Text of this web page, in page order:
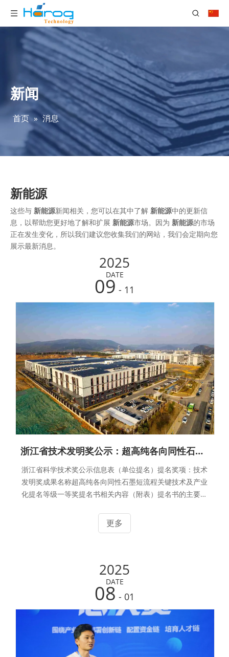
新闻
首页 » 消息
新能源
这些与 新能源新闻相关，您可以在其中了解 新能源中的更新信
息，以帮助您更好地了解和扩展 新能源市场。因为 新能源的市场
正在发生变化，所以我们建议您收集我们的网站，我们会定期向您
展示最新消息。
2025
DATE
09 - 11
浙江省技术发明奖公示：超高纯各向同性石墨短流程关键技术及产业化
浙江省科学技术奖公示信息表（单位提名）提名奖项：技术
发明奖成果名称超高纯各向同性石墨短流程关键技术及产业
化提名等级一等奖提名书相关内容（附表）提名书的主要知
1 ，教授 ，浙江大学；张玲洁，排名 2 ，研究员 ，浙江大
学；周志强，排名 3 ，高级工程师 ，浙江华熔科技股份有
有限公司；管图祥，排名 6 ，副教授 ，南京工业大学主要
完成单位1. 浙江大学2. 浙江华熔科技股份有限公司3. 南京
工业大学提名单位浙江大学提名意见超高纯人
更多
2025
DATE
08 - 01